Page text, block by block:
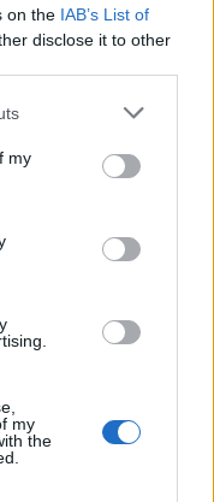
on the IAB’s List of
disclose it to other
one or more Google
You may click to
third-party tags to
in below Google
my
my
the